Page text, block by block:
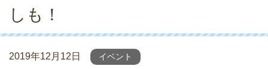
しも！
2019年12月12日 イベント